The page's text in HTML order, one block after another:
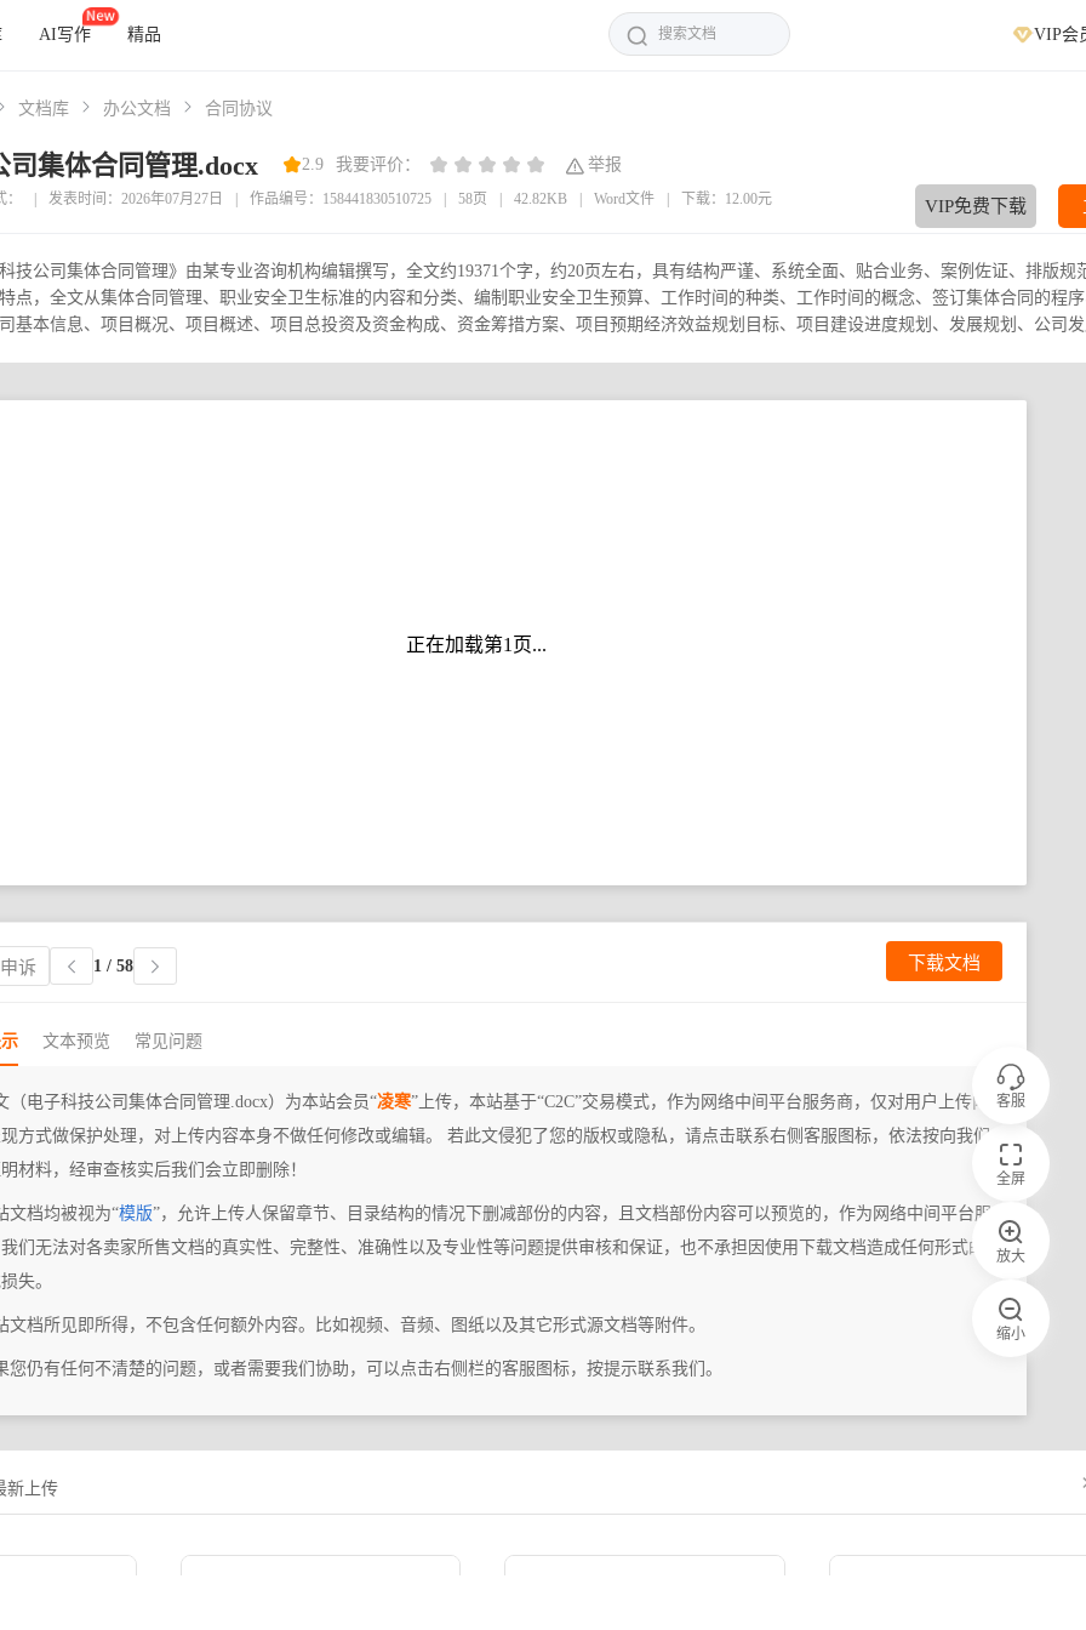
AI写作 精品 VIP会
文档库 办公文档 合同协议
司集体合同管理.docx 2.9 我要评价： 举报
发表时间：2026年07月27日 作品编号：158441830510725 58页 42.82KB Word文件 下载：12.00元 VIP免费下载
技公司集体合同管理》由某专业咨询机构编辑撰写，全文约19371个字，约20页左右，具有结构严谨、系统全面、贴合业务、案例佐证、排版规
点，全文从集体合同管理、职业安全卫生标准的内容和分类、编制职业安全卫生预算、工作时间的种类、工作时间的概念、签订集体合同的程
基本信息、项目概况、项目概述、项目总投资及资金构成、资金筹措方案、项目预期经济效益规划目标、项目建设进度规划、发展规划、公司
正在加载第1页...
客服
全屏
放大
缩小
诉 1 / 58 下载文档
文本预览 常见问题
（电子科技公司集体合同管理.docx）为本站会员“凌寒”上传，本站基于“C2C”交易模式，作为网络中间平台服务商，仅对用户上传内
方式做保护处理，对上传内容本身不做任何修改或编辑。 若此文侵犯了您的版权或隐私，请点击联系右侧客服图标，依法按向我们
材料，经审查核实后我们会立即删除！
文档均被视为“模版”，允许上传人保留章节、目录结构的情况下删减部份的内容，且文档部份内容可以预览的，作为网络中间平台服
们无法对各卖家所售文档的真实性、完整性、准确性以及专业性等问题提供审核和保证，也不承担因使用下载文档造成任何形式的
失。
文档所见即所得，不包含任何额外内容。比如视频、音频、图纸以及其它形式源文档等附件。
您仍有任何不清楚的问题，或者需要我们协助，可以点击右侧栏的客服图标，按提示联系我们。
新上传